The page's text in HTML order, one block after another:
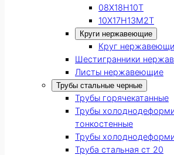
08Х18Н10Т
10Х17Н13М2Т
Круги нержавеющие
Круг
Шестигранники
Листы нержавеющие
Трубы стальные черные
Трубы горячекатанные
Трубы
тонкостенные
Трубы
Труба стальная ст 20